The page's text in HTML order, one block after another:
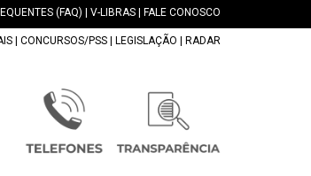
(FAQ) V-LIBRAS FALE CONOSCO
CONCURSOS/PSS LEGISLAÇÃO RADAR